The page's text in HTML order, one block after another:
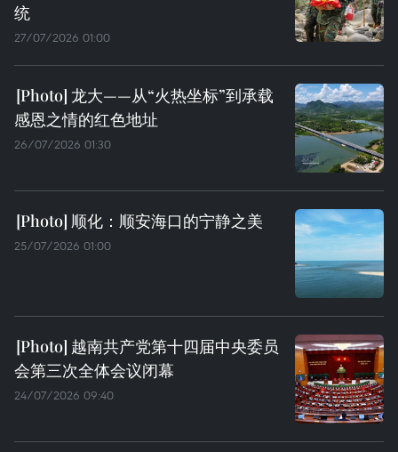
统
27/07/2026 01:00
龙大——从“火热坐标”到承载
感恩之情的红色地址
26/07/2026 01:30
顺化：顺安海口的宁静之美
25/07/2026 01:00
越南共产党第十四届中央委员
会第三次全体会议闭幕
24/07/2026 09:40